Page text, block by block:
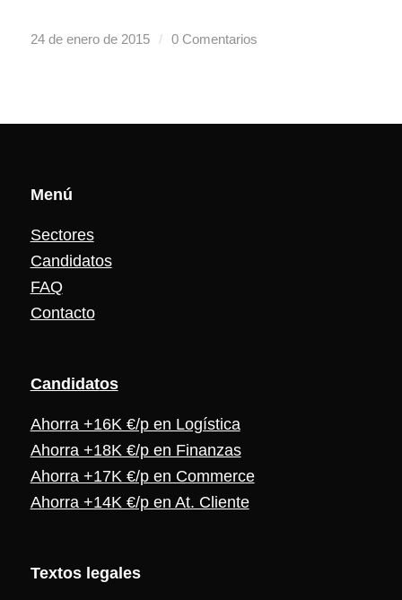
24 de enero de 2015 / 0 Comentarios
Menú
Sectores
Candidatos
FAQ
Contacto
Candidatos
Ahorra +16K €/p en Logística
Ahorra +18K €/p en Finanzas
Ahorra +17K €/p en Commerce
Ahorra +14K €/p en At. Cliente
Textos legales